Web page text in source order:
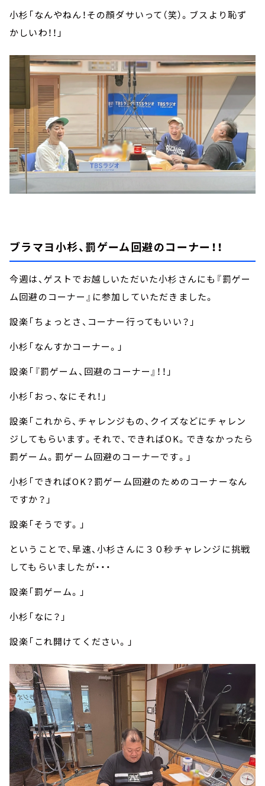
小杉「なんやねん！その顔ダサいって（笑）。ブスより恥ず
かしいわ！！」
ブラマヨ小杉、罰ゲーム回避のコーナー！！
今週は、ゲストでお越しいただいた小杉さんにも『罰ゲー
ム回避のコーナー』に参加していただきました。
設楽「ちょっとさ、コーナー行ってもいい？」
小杉「なんすかコーナー。」
設楽「『罰ゲーム、回避のコーナー』！！」
小杉「おっ、なにそれ！」
設楽「これから、チャレンジもの、クイズなどにチャレン
ジしてもらいます。それで、できればOK。できなかったら
罰ゲーム。罰ゲーム回避のコーナーです。」
小杉「できればOK？罰ゲーム回避のためのコーナーなん
ですか？」
設楽「そうです。」
ということで、早速、小杉さんに３０秒チャレンジに挑戦
してもらいましたが・・・
設楽「罰ゲーム。」
小杉「なに？」
設楽「これ開けてください。」